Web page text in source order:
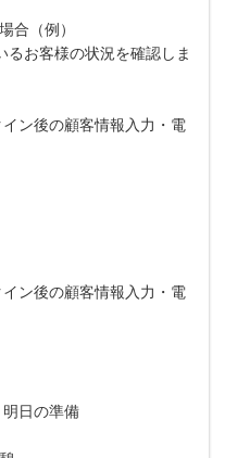
合（例）
お客様の状況を確認しま
ン後の顧客情報入力・電
ン後の顧客情報入力・電
日の準備